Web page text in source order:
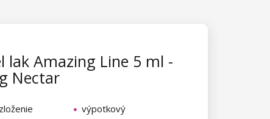
lak Amazing Line 5 ml -
Nectar
výpotkový